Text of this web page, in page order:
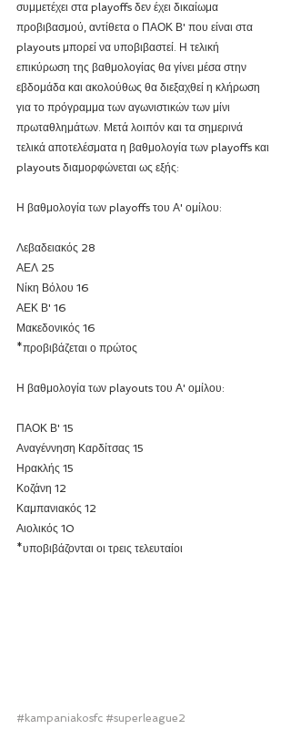
συμμετέχει στα playoffs δεν έχει δικαίωμα
προβιβασμού, αντίθετα ο ΠΑΟΚ Β' που είναι στα
playouts μπορεί να υποβιβαστεί. Η τελική
επικύρωση της βαθμολογίας θα γίνει μέσα στην
εβδομάδα και ακολούθως θα διεξαχθεί η κλήρωση
για το πρόγραμμα των αγωνιστικών των μίνι
πρωταθλημάτων. Μετά λοιπόν και τα σημερινά
τελικά αποτελέσματα η βαθμολογία των playoffs και
playouts διαμορφώνεται ως εξής:
Η βαθμολογία των playoffs του Α' ομίλου:
Λεβαδειακός 28
ΑΕΛ 25
Νίκη Βόλου 16
ΑΕΚ Β' 16
Μακεδονικός 16
*προβιβάζεται ο πρώτος
Η βαθμολογία των playouts του Α' ομίλου:
ΠΑΟΚ Β' 15
Αναγέννηση Καρδίτσας 15
Ηρακλής 15
Κοζάνη 12
Καμπανιακός 12
Αιολικός 10
*υποβιβάζονται οι τρεις τελευταίοι
#kampaniakosfc #superleague2